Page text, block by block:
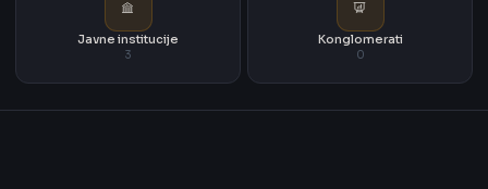
Javne institucije
3
Konglomerati
0